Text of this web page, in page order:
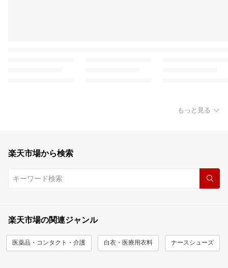
もっと見る
楽天市場から検索
楽天市場の関連ジャンル
医薬品・コンタクト・介護 白衣・医療用衣料 ナースシューズ